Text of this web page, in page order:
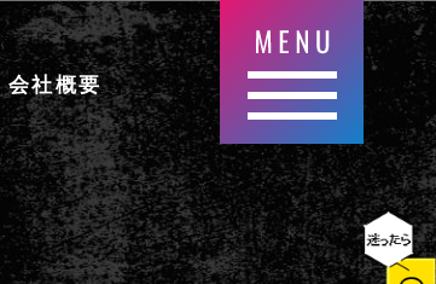
会社概要